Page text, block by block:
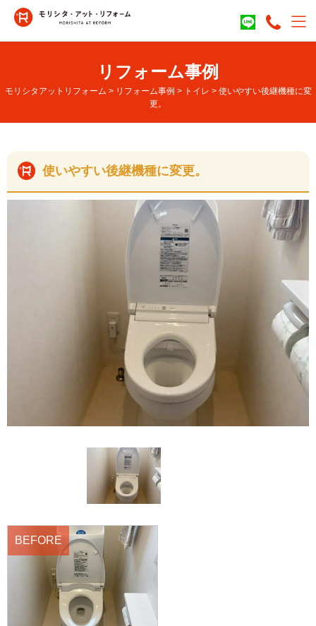
リフォーム事例
モリシタアットリフォーム > リフォーム事例 > トイレ > 使いやすい後継機種に変
更。
使いやすい後継機種に変更。